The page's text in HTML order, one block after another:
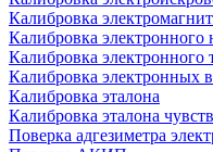
Калибровка
Калибровка электронного
Калибровка электронного
Калибровка электронных
Калибровка эталона
Калибровка эталона
Поверка адгезиметра